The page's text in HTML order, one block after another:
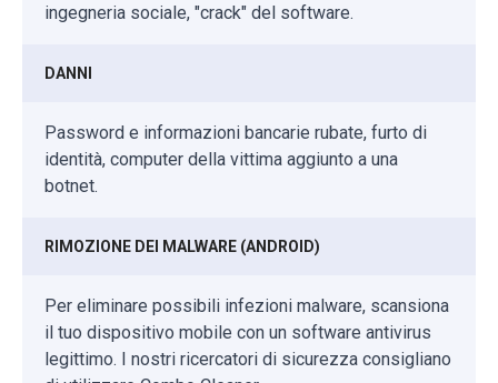
ingegneria sociale, "crack" del software.
DANNI
Password e informazioni bancarie rubate, furto di
identità, computer della vittima aggiunto a una
botnet.
RIMOZIONE DEI MALWARE (ANDROID)
Per eliminare possibili infezioni malware, scansiona
il tuo dispositivo mobile con un software antivirus
legittimo. I nostri ricercatori di sicurezza consigliano